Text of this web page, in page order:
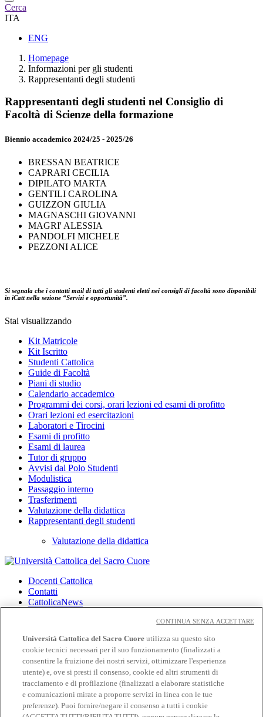
Cerca
ITA
ENG
Homepage
Informazioni per gli studenti
Rappresentanti degli studenti
Rappresentanti degli studenti nel Consiglio di
Facoltà di Scienze della formazione
Biennio accademico 2024/25 - 2025/26
BRESSAN BEATRICE
CAPRARI CECILIA
DIPILATO MARTA
GENTILI CAROLINA
GUIZZON GIULIA
MAGNASCHI GIOVANNI
MAGRI' ALESSIA
PANDOLFI MICHELE
PEZZONI ALICE
Si segnala che i contatti mail di tutti gli studenti eletti nei consigli di facoltà sono disponibili
in iCatt nella sezione “Servizi e opportunità”.
Stai visualizzando
Kit Matricole
Kit Iscritto
Studenti Cattolica
Guide di Facoltà
Piani di studio
Calendario accademico
Programmi dei corsi, orari lezioni ed esami di profitto
Orari lezioni ed esercitazioni
Laboratori e Tirocini
Esami di profitto
Esami di laurea
Tutor di gruppo
Avvisi dal Polo Studenti
Modulistica
Passaggio interno
Trasferimenti
Valutazione della didattica
Rappresentanti degli studenti
Valutazione della didattica
Docenti Cattolica
Contatti
CattolicaNews
CloudMail
CloudMail iCatt
Seguici su:
Facebook
Twitter
Instagram
Università Cattolica del Sacro Cuore utilizza su questo sito
cookie tecnici necessari per il suo funzionamento (finalizzati a
consentire la fruizione dei nostri servizi, ottimizzare l'esperienza
utente) e, ove si presti il consenso, cookie ed altri strumenti di
tracciamento e di profilazione (finalizzati a elaborare statistiche
e comunicazioni mirate a proporre servizi in linea con le tue
preferenze). Puoi fornire/negare il consenso a tutti i cookie
CONTINUA SENZA ACCETTARE